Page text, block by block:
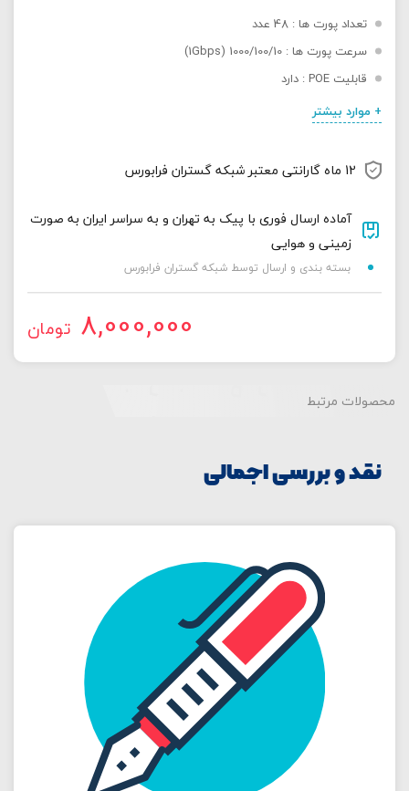
تعداد پورت ها : 48 عدد
سرعت پورت ها : 1000/100/10 (1Gbps)
قابلیت POE : دارد
+ موارد بیشتر
12 ماه گارانتی معتبر شبکه گستران فرابورس
آماده ارسال فوری با پیک به تهران و به سراسر ایران به صورت
زمینی و هوایی
بسته بندی و ارسال توسط شبکه گستران فرابورس
8,000,000 تومان
محصولات مرتبط
نقد و بررسی اجمالی